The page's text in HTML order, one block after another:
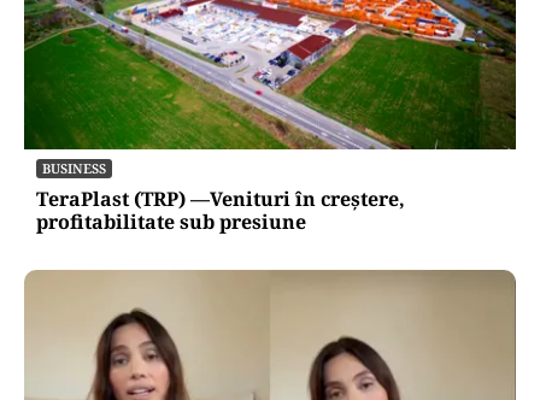
BUSINESS
TeraPlast (TRP) —Venituri în creștere,
profitabilitate sub presiune